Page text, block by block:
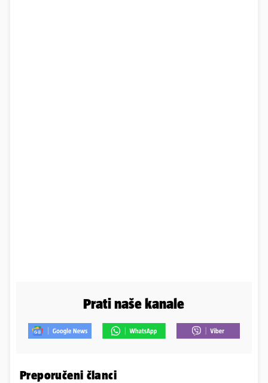
Prati naše kanale
Preporučeni članci